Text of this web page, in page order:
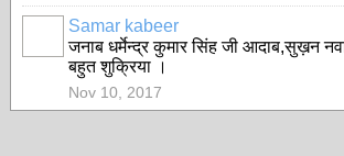
Samar kabeer
जनाब धर्मेन्द्र कुमार सिंह जी आदाब,सुख़न
बहुत शुक्रिया ।
Nov 10, 2017